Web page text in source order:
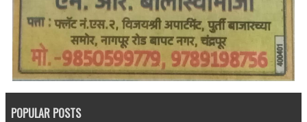
POPULAR POSTS